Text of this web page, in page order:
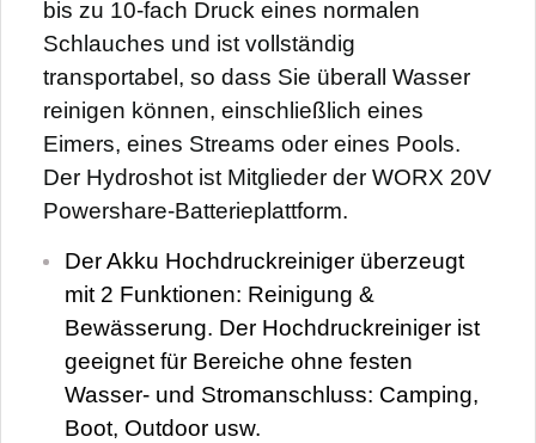
bis zu 10-fach Druck eines normalen
Schlauches und ist vollständig
transportabel, so dass Sie überall Wasser
reinigen können, einschließlich eines
Eimers, eines Streams oder eines Pools.
Der Hydroshot ist Mitglieder der WORX 20V
Powershare-Batterieplattform.
Der Akku Hochdruckreiniger überzeugt
mit 2 Funktionen: Reinigung &
Bewässerung. Der Hochdruckreiniger ist
geeignet für Bereiche ohne festen
Wasser- und Stromanschluss: Camping,
Boot, Outdoor usw.